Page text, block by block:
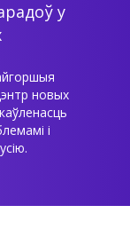
у
новых
і